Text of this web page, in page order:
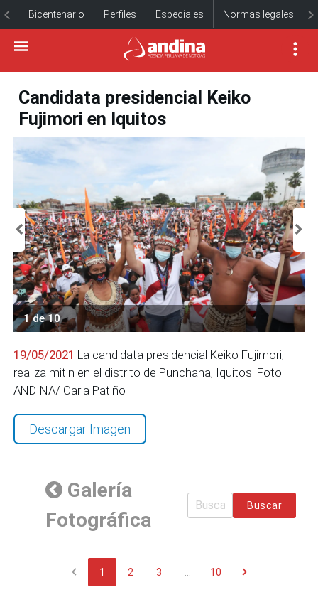
Bicentenario Perfiles Especiales Normas legales
Candidata presidencial Keiko
Fujimori en Iquitos
1 de 10
19/05/2021 La candidata presidencial Keiko Fujimori,
realiza mitin en el distrito de Punchana, Iquitos. Foto:
ANDINA/ Carla Patiño
Descargar Imagen
Galería
Fotográfica
Buscar
chevron_left 1 2 3 10 chevron_right